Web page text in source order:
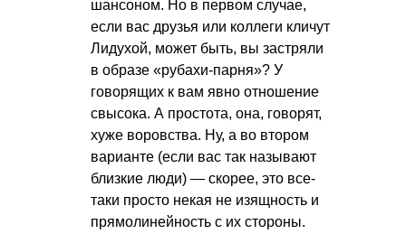
шансоном. Но в первом случае,
если вас друзья или коллеги кличут
Лидухой, может быть, вы застряли
в образе «рубахи-парня»? У
говорящих к вам явно отношение
свысока. А простота, она, говорят,
хуже воровства. Ну, а во втором
варианте (если вас так называют
близкие люди) — скорее, это все-
таки просто некая не изящность и
прямолинейность с их стороны.